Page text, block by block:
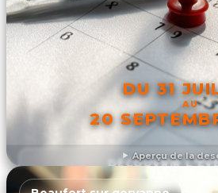
Aperçu de la
DU 31
AU
20
DÉCOUVRIR